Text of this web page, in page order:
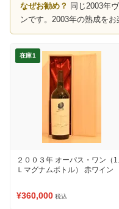
なぜお勧め？ 同じ2003年
ンです。2003年の熟成をお
在庫1
２００３年 オーパス・ワン（
Ｌマグナムボトル） 赤ワイン
¥360,000 税込